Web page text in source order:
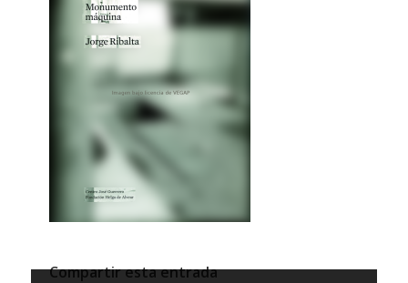
Compartir esta entrada